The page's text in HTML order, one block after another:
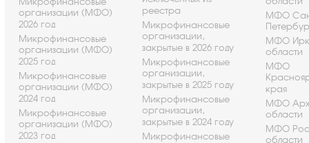
организации (МФО)
2026 год
Микрофинансовые
организации (МФО)
2025 год
Микрофинансовые
организации (МФО)
2024 год
Микрофинансовые
организации (МФО)
2023 год
реестра
Микрофинансовые
организации,
закрытые в 2026 году
Микрофинансовые
организации,
закрытые в 2025 году
Микрофинансовые
организации,
закрытые в 2024 году
Микрофинансовые
МФО
МФО
области
МФО
края
МФО
области
МФО
области